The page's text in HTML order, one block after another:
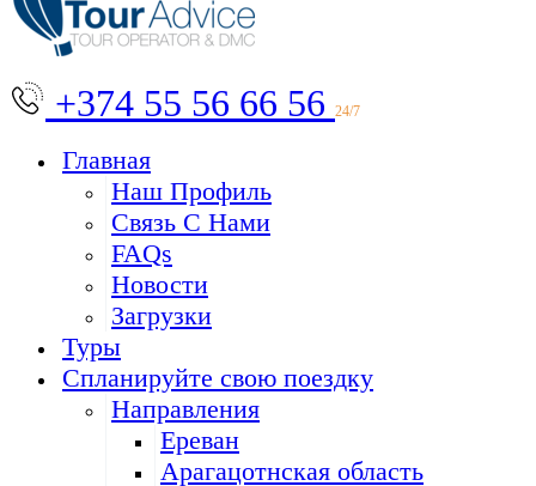
+374 55 56 66 56 24/7
Главная
Наш Профиль
Связь С Нами
FAQs
Новости
Загрузки
Туры
Спланируйте свою поездку
Направления
Ереван
Арагацотнская область